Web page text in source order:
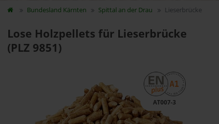
Bundesland Kärnten Spittal an der Drau Lieserbrücke
Lose Holzpellets für Lieserbrücke
(PLZ 9851)
AT007-3